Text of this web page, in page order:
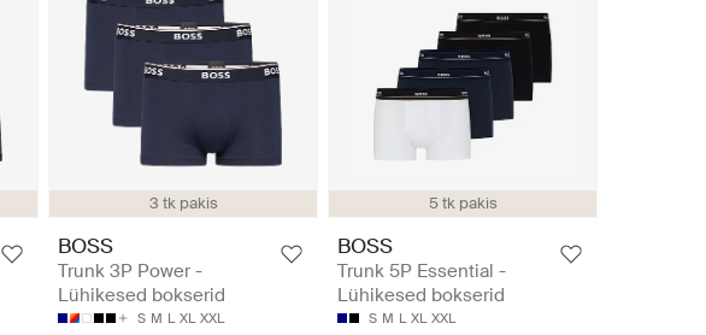
3 tk pakis
BOSS
Trunk 3P Power -
Lühikesed bokserid
S M L XL XXL
5 tk pakis
BOSS
Trunk 5P Essential -
Lühikesed bokserid
S M L XL XXL